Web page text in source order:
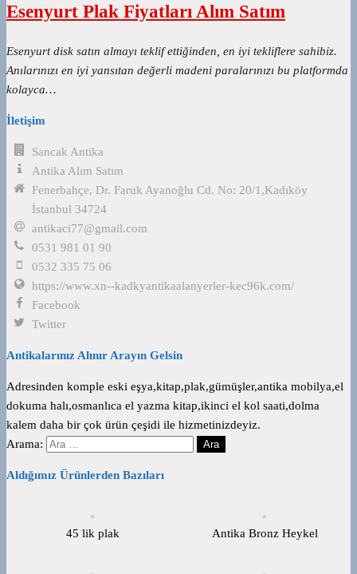
Esenyurt Plak Fiyatları Alım Satım
Esenyurt disk satın almayı teklif ettiğinden, en iyi tekliflere sahibiz.
Anılarınızı en iyi yansıtan değerli madeni paralarınızı bu platformda
kolayca…
İletişim
Sancak Antika
Antika Alım Satım
Fenerbahçe, Dr. Faruk Ayanoğlu Cd. No: 20/1,Kadıköy
İstanbul 34724
antikaci77@gmail.com
0531 981 01 90
0532 335 75 06
https://www.xn--kadkyantikaalanyerler-kec96k.com/
Facebook
Twitter
Antikalarınız Alınır Arayın Gelsin
Adresinden komple eski eşya,kitap,plak,gümüşler,antika mobilya,el
dokuma halı,osmanlıca el yazma kitap,ikinci el kol saati,dolma
kalem daha bir çok ürün çeşidi ile hizmetinizdeyiz.
Arama:
Aldığımız Ürünlerden Bazıları
45 lik plak Antika Bronz Heykel